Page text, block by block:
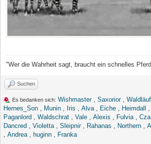
"Wer die Wahrheit sagt, braucht ein schnelles
Suchen
Es bedanken sich: Wishmaster, Saxorior,
Hernes_Son
Munin Iris Alva Eiche Heimdall
Paganlord
Waldschrat Vale Alexis Fulvia
Dancred
Violetta Sleipnir, Rahanas Northern
Andrea huginn Franka